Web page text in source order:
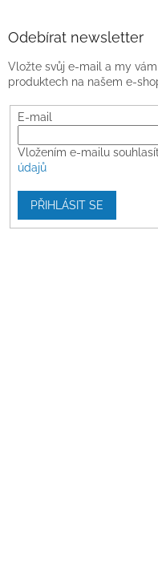
Odebírat newsletter
Vložte svůj e-mail a my
produktech na našem e-
E-mail
Vložením e-mailu
údajů
PŘIHLÁSIT SE